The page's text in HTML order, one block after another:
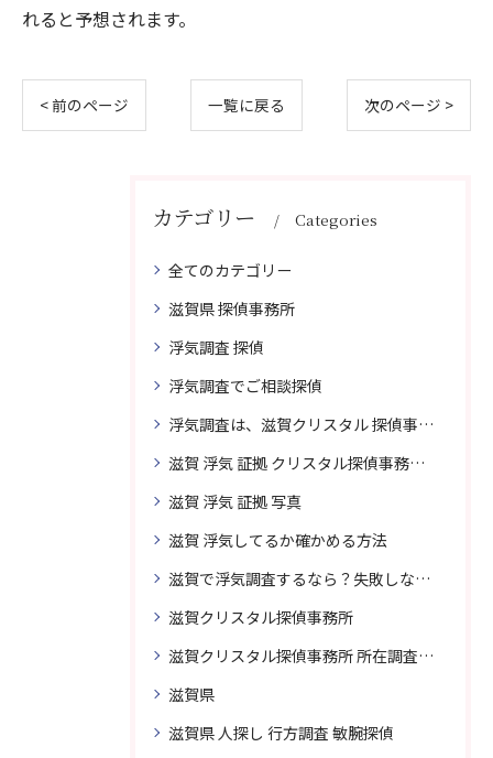
れると予想されます。
< 前のページ 一覧に戻る 次のページ >
カテゴリー Categories
全てのカテゴリー
滋賀県 探偵事務所
浮気調査 探偵
浮気調査でご相談探偵
浮気調査は、滋賀クリスタル 探偵事務所はご相談
滋賀 浮気 証拠 クリスタル探偵事務所 相談 無料
滋賀 浮気 証拠 写真
滋賀 浮気してるか確かめる方法
滋賀で浮気調査するなら？失敗しない探偵の選び方
滋賀クリスタル探偵事務所
滋賀クリスタル探偵事務所 所在調査 得意
滋賀県
滋賀県 人探し 行方調査 敏腕探偵